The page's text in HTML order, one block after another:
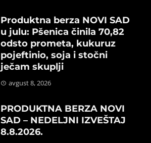
Produktna berza NOVI SAD
u julu: Pšenica činila 70,82
odsto prometa, kukuruz
pojeftinio, soja i stočni
ječam skuplji
avgust 8, 2026
PRODUKTNA BERZA NOVI
SAD – NEDELJNI IZVEŠTAJ
8.8.2026.